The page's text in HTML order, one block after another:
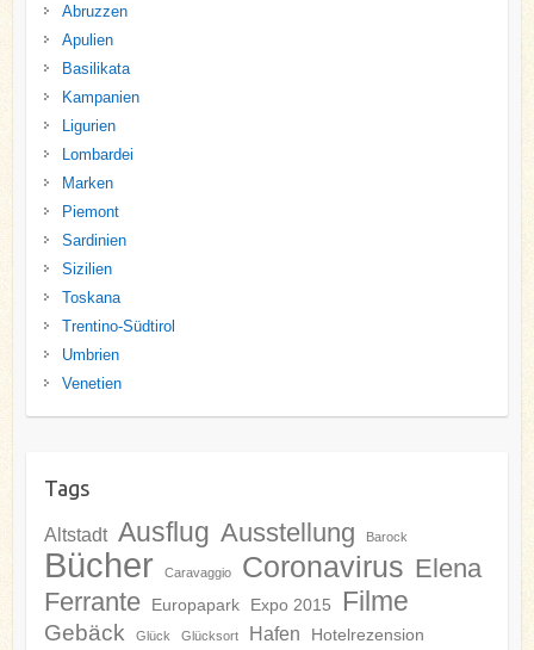
Abruzzen
Apulien
Basilikata
Kampanien
Ligurien
Lombardei
Marken
Piemont
Sardinien
Sizilien
Toskana
Trentino-Südtirol
Umbrien
Venetien
Tags
Altstadt Ausflug Ausstellung Barock
Bücher Caravaggio Coronavirus Elena
Ferrante
Europapark Expo 2015 Filme
Gebäck Glück Glücksort Hafen Hotelrezension